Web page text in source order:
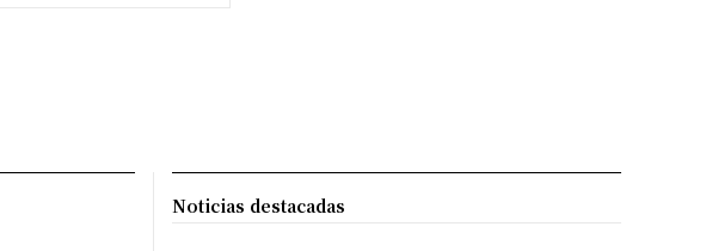
Noticias destacadas